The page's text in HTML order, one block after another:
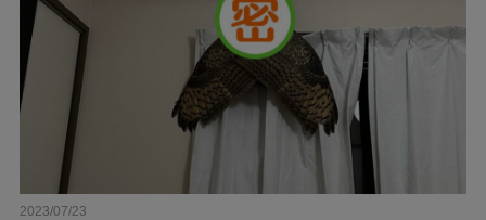
2023/07/23